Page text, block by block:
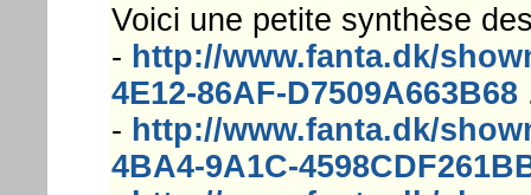
Voici une petite synthèse
- http://www.fanta.dk/
4E12-86AF-D7509A663B68
- http://www.fanta.dk/
4BA4-9A1C-